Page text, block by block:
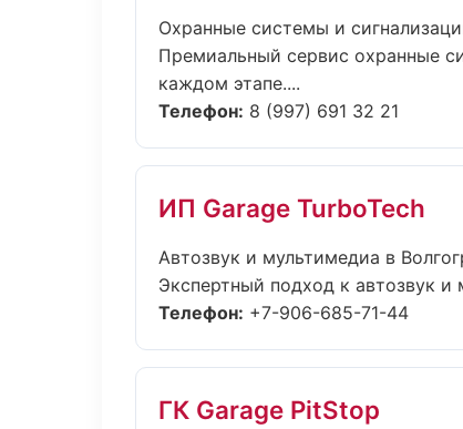
Охранные системы и
Премиальный сервис охранные
каждом этапе....
Телефон: 8 (997) 691 32 21
ИП Garage TurboTech
Автозвук и мультимедиа в
Экспертный подход к автозвук
Телефон: +7-906-685-71-44
ГК Garage PitStop